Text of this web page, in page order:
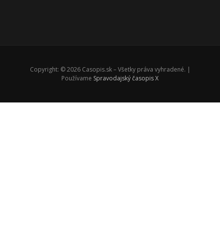
Copyright: © 2026 Casopis.sk – Všetky práva vyhradené. |
Používame Spravodajský časopis X